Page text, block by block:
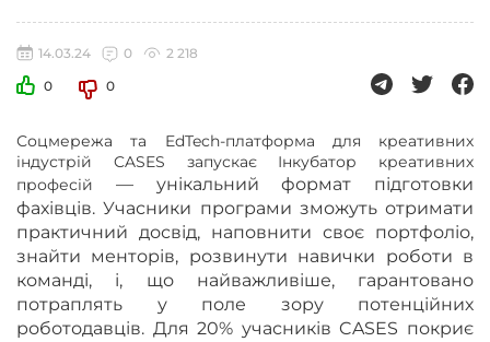
14.03.24 0
2 218
0
0
Соцмережа та EdTech-платформа для креативних
індустрій CASES запускає Інкубатор креативних
професій —унікальний формат підготовки
фахівців. Учасники програми зможуть отримати
практичний досвід, наповнити своє портфоліо,
знайти менторів, розвинути навички роботи в
команді, і, що найважливіше, гарантовано
потраплять у поле зору потенційних
роботодавців. Для 20% учасників CASES покриє